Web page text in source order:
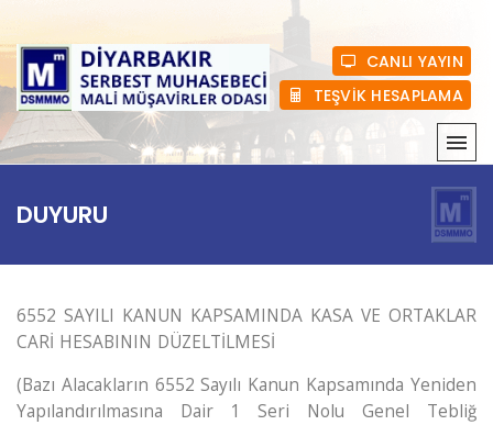
CANLI YAYIN
TEŞVİK HESAPLAMA
KURUMSAL
ÜYELIK
E-BÜLTEN
DUYURU
6552 SAYILI KANUN KAPSAMINDA KASA VE ORTAKLAR
CARİ HESABININ DÜZELTİLMESİ
(Bazı Alacakların 6552 Sayılı Kanun Kapsamında Yeniden
Yapılandırılmasına Dair 1 Seri Nolu Genel Tebliğ